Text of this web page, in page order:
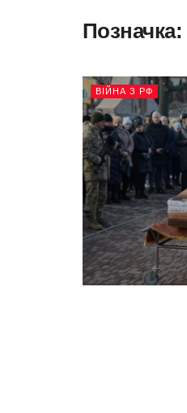
Позначка:
ВІЙНА З РФ